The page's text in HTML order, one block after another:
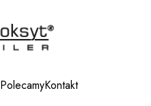
PolecamyKontakt